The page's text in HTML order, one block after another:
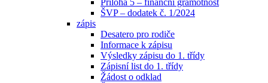
Příloha 5 – finanční gramotnost
ŠVP – dodatek č. 1/2024
zápis
Desatero pro rodiče
Informace k zápisu
Výsledky zápisu do 1. třídy
Zápisní list do 1. třídy
Žádost o odklad